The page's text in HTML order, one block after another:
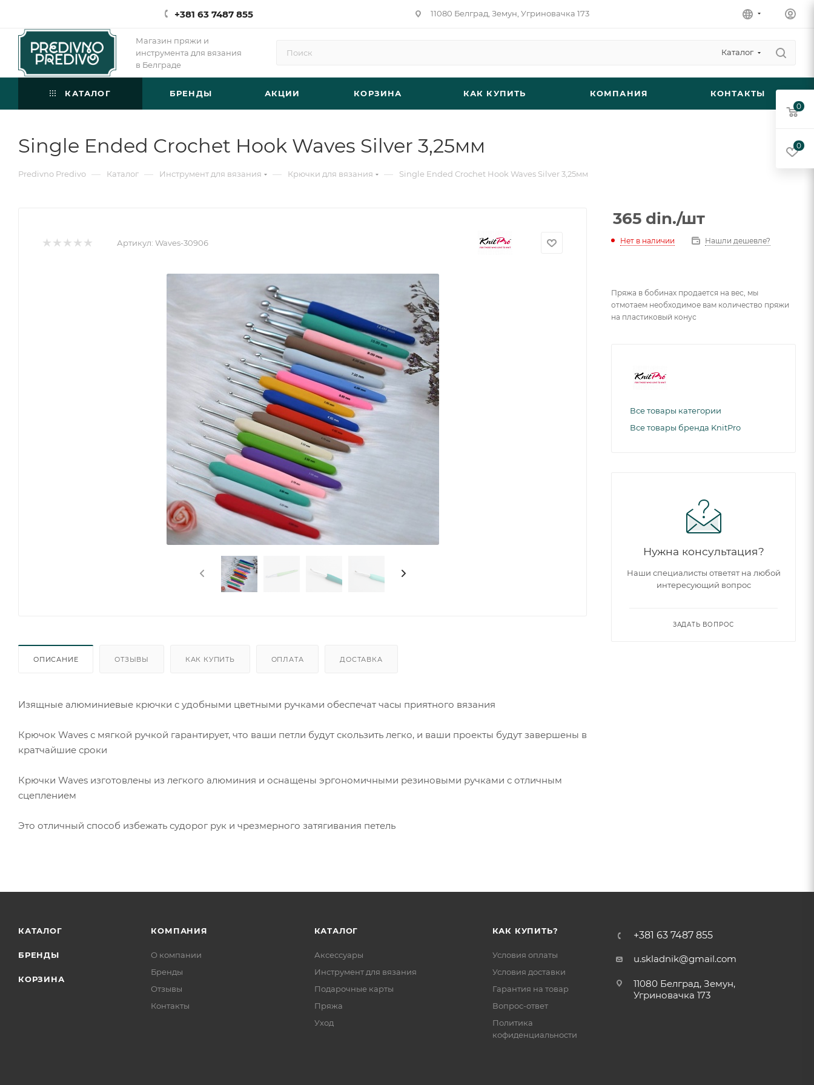
+381 63 7487 855 11080 Белград, Земун, Угриновачка 173
Магазин пряжи и
инструмента для вязания
в Белграде
Каталог
КАТАЛОГ БРЕНДЫ АКЦИИ КОРЗИНА КАК КУПИТЬ КОМПАНИЯ КОНТАКТЫ
Single Ended Crochet Hook Waves Silver 3,25мм
Predivno Predivo — Каталог — Инструмент для вязания — Крючки для вязания — Single Ended Crochet Hook Waves Silver 3,25мм
Артикул: Waves-30906
ОПИСАНИЕ ОТЗЫВЫ КАК КУПИТЬ ОПЛАТА ДОСТАВКА
Изящные алюминиевые крючки с удобными цветными ручками обеспечат часы приятного вязания
Крючок Waves с мягкой ручкой гарантирует, что ваши петли будут скользить легко, и ваши проекты будут завершены в
кратчайшие сроки
Крючки Waves изготовлены из легкого алюминия и оснащены эргономичными резиновыми ручками с отличным
сцеплением
Это отличный способ избежать судорог рук и чрезмерного затягивания петель
365 din./шт
Нет в наличии Нашли дешевле?
Пряжа в бобинах продается на вес, мы
отмотаем необходимое вам количество пряжи
на пластиковый конус
Все товары категории
Все товары бренда KnitPro
Нужна консультация?
Наши специалисты ответят на любой
интересующий вопрос
ЗАДАТЬ ВОПРОС
КАТАЛОГ
БРЕНДЫ
КОРЗИНА
КОМПАНИЯ
О компании
Бренды
Отзывы
Контакты
КАТАЛОГ
Аксессуары
Инструмент для вязания
Подарочные карты
Пряжа
Уход
КАК КУПИТЬ?
Условия оплаты
Условия доставки
Гарантия на товар
Вопрос-ответ
Политика
кофиденциальности
+381 63 7487 855
u.skladnik@gmail.com
11080 Белград, Земун,
Угриновачка 173
0
0